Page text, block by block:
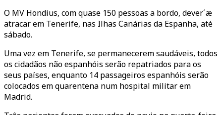
O MV Hondius, com quase 150 pessoas a bordo, dever´æ
atracar em Tenerife, nas Ilhas Canárias da Espanha, até
sábado.
Uma vez em Tenerife, se permanecerem saudáveis, todos
os cidadãos não espanhóis serão repatriados para os
seus países, enquanto 14 passageiros espanhóis serão
colocados em quarentena num hospital militar em
Madrid.